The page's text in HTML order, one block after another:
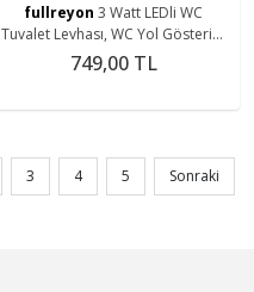
fullreyon 3 Watt LEDli WC
Tuvalet Levhası, WC Yol Gösterici,
Kesintide 2 Saat Şarjlı (Sağ - Sol
Çift Yönlü)
749,00 TL
3 4 5 Sonraki